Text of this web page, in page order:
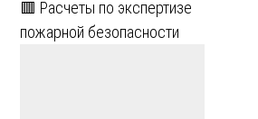
🟥 Расчеты по экспертизе
пожарной безопасности